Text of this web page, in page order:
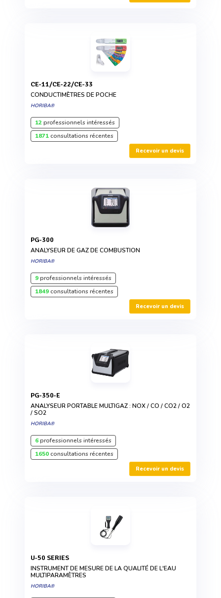
CE-11/CE-22/CE-33
CONDUCTIMÈTRES DE POCHE
HORIBA®
12professionnels intéressés
1871consultations récentes
Recevoir un devis
PG-300
ANALYSEUR DE GAZ DE COMBUSTION
HORIBA®
9professionnels intéressés
1849consultations récentes
Recevoir un devis
PG-350-E
ANALYSEUR PORTABLE MULTIGAZ : NOX / CO / CO2 / O2
/ SO2
HORIBA®
6professionnels intéressés
1650consultations récentes
Recevoir un devis
U-50 SERIES
INSTRUMENT DE MESURE DE LA QUALITÉ DE L'EAU
MULTIPARAMÈTRES
HORIBA®